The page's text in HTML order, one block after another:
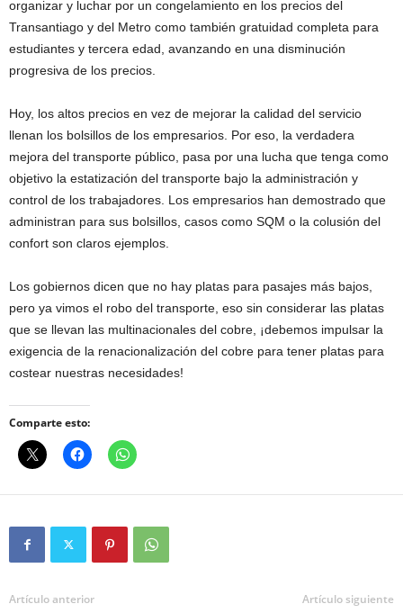
organizar y luchar por un congelamiento en los precios del
Transantiago y del Metro como también gratuidad completa para
estudiantes y tercera edad, avanzando en una disminución
progresiva de los precios.
Hoy, los altos precios en vez de mejorar la calidad del servicio
llenan los bolsillos de los empresarios. Por eso, la verdadera
mejora del transporte público, pasa por una lucha que tenga como
objetivo la estatización del transporte bajo la administración y
control de los trabajadores. Los empresarios han demostrado que
administran para sus bolsillos, casos como SQM o la colusión del
confort son claros ejemplos.
Los gobiernos dicen que no hay platas para pasajes más bajos,
pero ya vimos el robo del transporte, eso sin considerar las platas
que se llevan las multinacionales del cobre, ¡debemos impulsar la
exigencia de la renacionalización del cobre para tener platas para
costear nuestras necesidades!
Comparte esto:
Artículo anterior Artículo siguiente